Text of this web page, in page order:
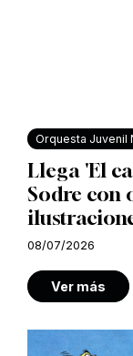
Orquesta Juvenil
Llega 'El
Sodre con
08/07/2026
Ver más